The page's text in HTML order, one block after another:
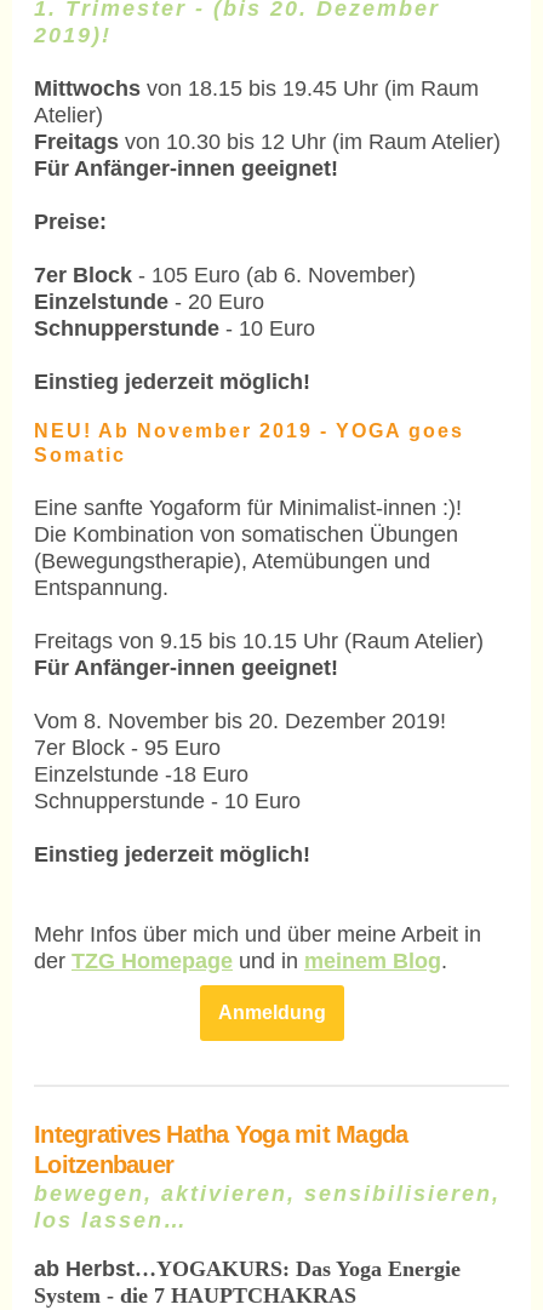
1. Trimester - (bis 20. Dezember
2019)!
Mittwochs von 18.15 bis 19.45 Uhr (im Raum
Atelier)
Freitags von 10.30 bis 12 Uhr (im Raum Atelier)
Für Anfänger-innen geeignet!
Preise:
7er Block - 105 Euro (ab 6. November)
Einzelstunde - 20 Euro
Schnupperstunde - 10 Euro
Einstieg jederzeit möglich!
NEU! Ab November 2019 - YOGA goes
Somatic
Eine sanfte Yogaform für Minimalist-innen :)!
Die Kombination von somatischen Übungen
(Bewegungstherapie), Atemübungen und
Entspannung.
Freitags von 9.15 bis 10.15 Uhr (Raum Atelier)
Für Anfänger-innen geeignet!
Vom 8. November bis 20. Dezember 2019!
7er Block - 95 Euro
Einzelstunde -18 Euro
Schnupperstunde - 10 Euro
Einstieg jederzeit möglich!
Mehr Infos über mich und über meine Arbeit in
der TZG Homepage und in meinem Blog.
Anmeldung
Integratives Hatha Yoga mit Magda
Loitzenbauer
bewegen, aktivieren, sensibilisieren,
los lassen…
ab Herbst…YOGAKURS: Das Yoga Energie
System - die 7 HAUPTCHAKRAS